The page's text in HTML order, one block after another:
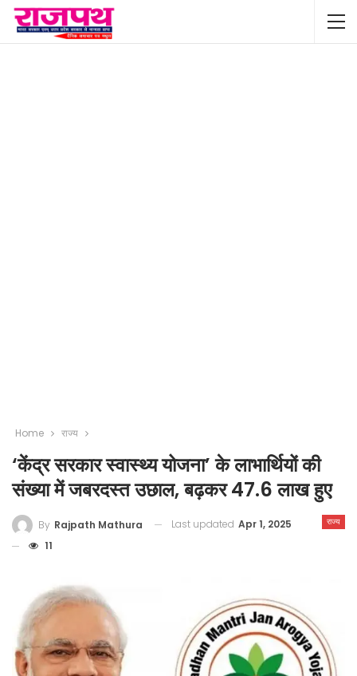
Home राज्य
‘केंद्र सरकार स्वास्थ्य योजना’ के लाभार्थियों की
संख्या में जबरदस्त उछाल, बढ़कर 47.6 लाख हुए
राज्य
By Rajpath Mathura Last updated Apr 1, 2025
11